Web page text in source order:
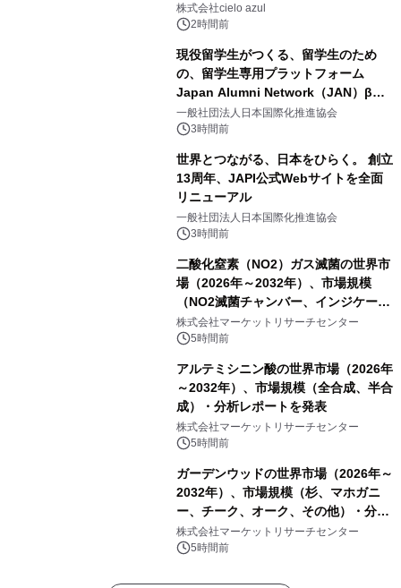
株式会社cielo azul
2時間前
現役留学生がつくる、留学生のため
の、留学生専用プラットフォーム
Japan Alumni Network（JAN）β版
をリリース
一般社団法人日本国際化推進協会
3時間前
世界とつながる、日本をひらく。 創立
13周年、JAPI公式Webサイトを全面
リニューアル
一般社団法人日本国際化推進協会
3時間前
二酸化窒素（NO2）ガス滅菌の世界市
場（2026年～2032年）、市場規模
（NO2滅菌チャンバー、インジケータ
ーおよびモニタリングシステム、その
他）・分析レポートを発表
株式会社マーケットリサーチセンター
5時間前
アルテミシニン酸の世界市場（2026年
～2032年）、市場規模（全合成、半合
成）・分析レポートを発表
株式会社マーケットリサーチセンター
5時間前
ガーデンウッドの世界市場（2026年～
2032年）、市場規模（杉、マホガニ
ー、チーク、オーク、その他）・分析
レポートを発表
株式会社マーケットリサーチセンター
5時間前